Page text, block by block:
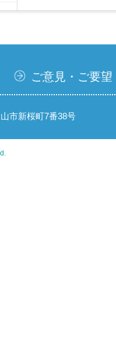
ご意見・ご要望
市新桜町7番38号